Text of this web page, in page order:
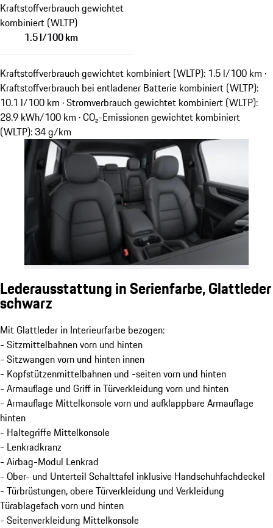
Kraftstoffverbrauch gewichtet
kombiniert (WLTP)
1.5 l/100 km
Kraftstoffverbrauch gewichtet kombiniert (WLTP): 1.5 l/100 km ·
Kraftstoffverbrauch bei entladener Batterie kombiniert (WLTP):
10.1 l/100 km · Stromverbrauch gewichtet kombiniert (WLTP):
28.9 kWh/100 km · CO₂-Emissionen gewichtet kombiniert
(WLTP): 34 g/km
Lederausstattung in Serienfarbe, Glattleder
schwarz
Mit Glattleder in Interieurfarbe bezogen:
- Sitzmittelbahnen vorn und hinten
- Sitzwangen vorn und hinten innen
- Kopfstützenmittelbahnen und -seiten vorn und hinten
- Armauflage und Griff in Türverkleidung vorn und hinten
- Armauflage Mittelkonsole vorn und aufklappbare Armauflage
hinten
- Haltegriffe Mittelkonsole
- Lenkradkranz
- Airbag-Modul Lenkrad
- Ober- und Unterteil Schalttafel inklusive Handschuhfachdeckel
- Türbrüstungen, obere Türverkleidung und Verkleidung
Türablagefach vorn und hinten
- Seitenverkleidung Mittelkonsole